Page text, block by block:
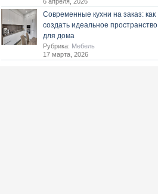
Современные кухни на заказ: как
создать идеальное пространство
для дома
Рубрика: Мебель
17 марта, 2026